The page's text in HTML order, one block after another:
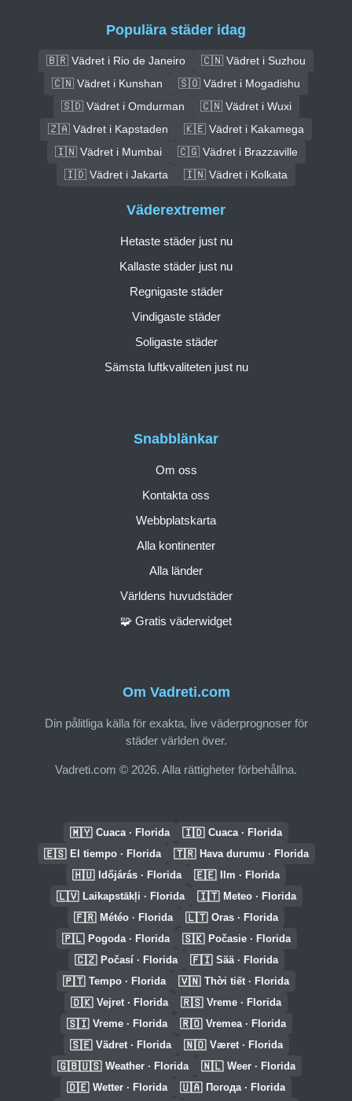
Populära städer idag
🇧🇷 Vädret i Rio de Janeiro
🇨🇳 Vädret i Suzhou
🇨🇳 Vädret i Kunshan
🇸🇴 Vädret i Mogadishu
🇸🇩 Vädret i Omdurman
🇨🇳 Vädret i Wuxi
🇿🇦 Vädret i Kapstaden
🇰🇪 Vädret i Kakamega
🇮🇳 Vädret i Mumbai
🇨🇬 Vädret i Brazzaville
🇮🇩 Vädret i Jakarta
🇮🇳 Vädret i Kolkata
Om Vadreti.com
Din pålitliga källa för exakta, live väderprognoser för
städer världen över.
Vadreti.com © 2026. Alla rättigheter förbehållna.
Snabblänkar
Om oss
Kontakta oss
Webbplatskarta
Alla kontinenter
Alla länder
Världens huvudstäder
🧩 Gratis väderwidget
Väderextremer
Hetaste städer just nu
Kallaste städer just nu
Regnigaste städer
Vindigaste städer
Soligaste städer
Sämsta luftkvaliteten just nu
🇲🇾 Cuaca · Florida 🇮🇩 Cuaca · Florida
🇪🇸 El tiempo · Florida 🇹🇷 Hava durumu · Florida
🇭🇺 Időjárás · Florida 🇪🇪 Ilm · Florida
🇱🇻 Laikapstākļi · Florida 🇮🇹 Meteo · Florida
🇫🇷 Météo · Florida 🇱🇹 Oras · Florida
🇵🇱 Pogoda · Florida 🇸🇰 Počasie · Florida
🇨🇿 Počasí · Florida 🇫🇮 Sää · Florida
🇵🇹 Tempo · Florida 🇻🇳 Thời tiết · Florida
🇩🇰 Vejret · Florida 🇷🇸 Vreme · Florida
🇸🇮 Vreme · Florida 🇷🇴 Vremea · Florida
🇸🇪 Vädret · Florida 🇳🇴 Været · Florida
🇬🇧🇺🇸 Weather · Florida 🇳🇱 Weer · Florida
🇩🇪 Wetter · Florida 🇺🇦 Погода · Florida